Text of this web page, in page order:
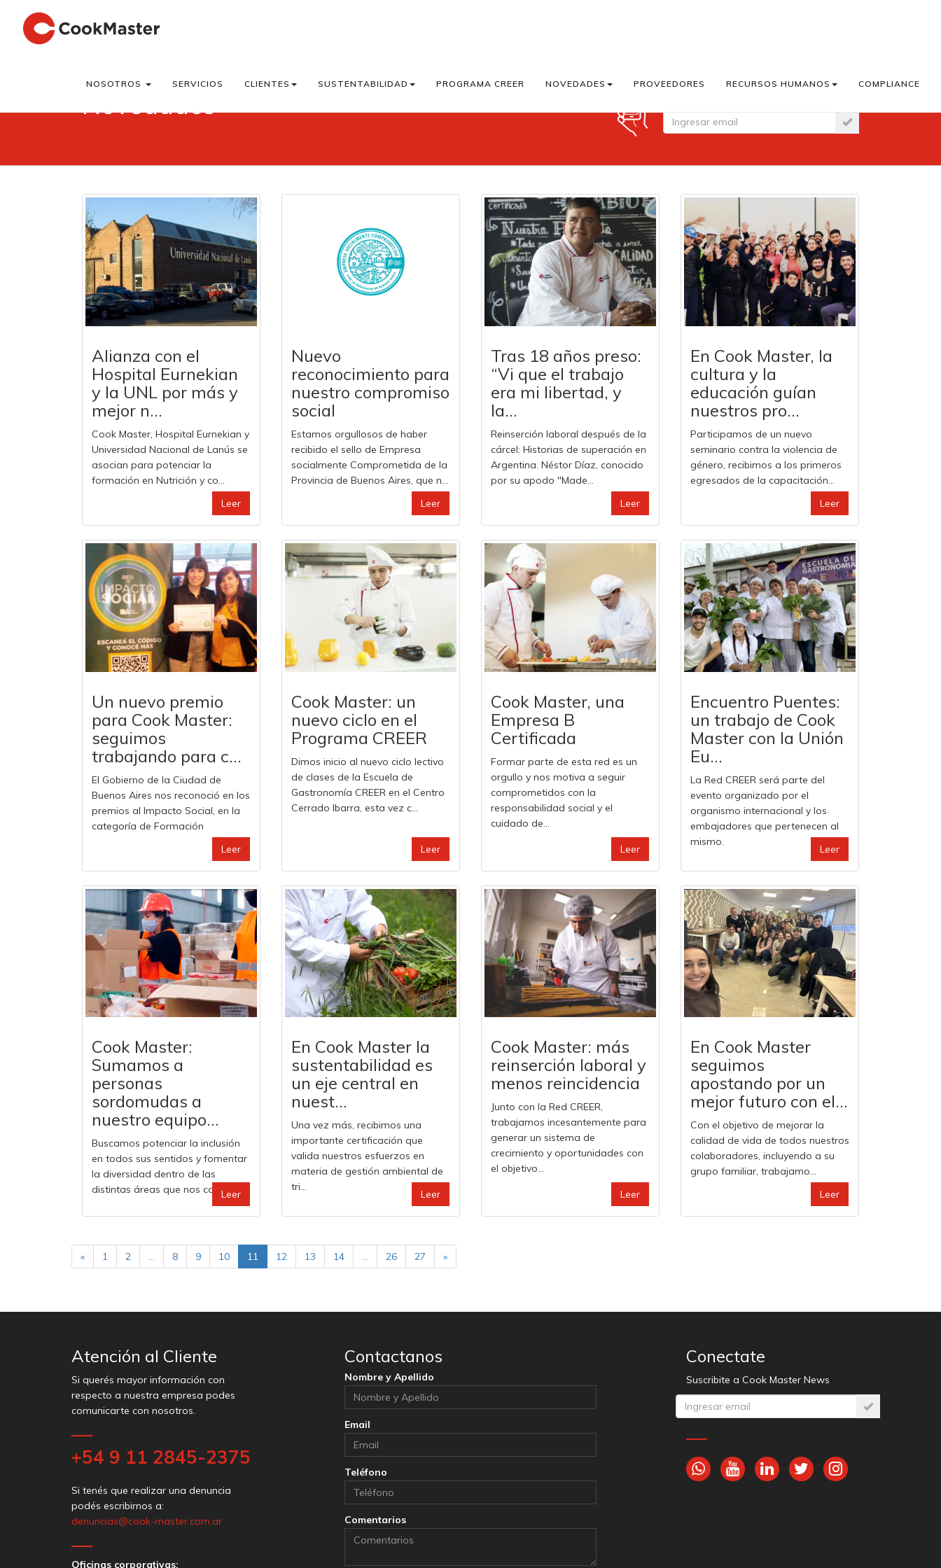
NOSOTROS SERVICIOS CLIENTES SUSTENTABILIDAD PROGRAMA CREER NOVEDADES PROVEEDORES RECURSOS HUMANOS COMPLIANCE
Novedades
Alianza con el
Hospital Eurnekian
y la UNL por más y
mejor n...
Cook Master, Hospital Eurnekian y
Universidad Nacional de Lanús se
asocian para potenciar la
formación en Nutrición y co...
Leer
Nuevo
reconocimiento para
nuestro compromiso
social
Estamos orgullosos de haber
recibido el sello de Empresa
socialmente Comprometida de la
Provincia de Buenos Aires, que n...
Leer
Tras 18 años preso:
“Vi que el trabajo
era mi libertad, y
la...
Reinserción laboral después de la
cárcel: Historias de superación en
Argentina. Néstor Díaz, conocido
por su apodo "Made...
Leer
En Cook Master, la
cultura y la
educación guían
nuestros pro...
Participamos de un nuevo
seminario contra la violencia de
género, recibimos a los primeros
egresados de la capacitación...
Leer
Un nuevo premio
para Cook Master:
seguimos
trabajando para c...
El Gobierno de la Ciudad de
Buenos Aires nos reconoció en los
premios al Impacto Social, en la
categoría de Formación
Leer
Cook Master: un
nuevo ciclo en el
Programa CREER
Dimos inicio al nuevo ciclo lectivo
de clases de la Escuela de
Gastronomía CREER en el Centro
Cerrado Ibarra, esta vez c...
Leer
Cook Master, una
Empresa B
Certificada
Formar parte de esta red es un
orgullo y nos motiva a seguir
comprometidos con la
responsabilidad social y el
cuidado de...
Leer
Encuentro Puentes:
un trabajo de Cook
Master con la Unión
Eu...
La Red CREER será parte del
evento organizado por el
organismo internacional y los
embajadores que pertenecen al
mismo.
Leer
Cook Master:
Sumamos a
personas
sordomudas a
nuestro equipo...
Buscamos potenciar la inclusión
en todos sus sentidos y fomentar
la diversidad dentro de las
distintas áreas que nos com...Leer
En Cook Master la
sustentabilidad es
un eje central en
nuest...
Una vez más, recibimos una
importante certificación que
valida nuestros esfuerzos en
materia de gestión ambiental de
tri...
Leer
Cook Master: más
reinserción laboral y
menos reincidencia
Junto con la Red CREER,
trabajamos incesantemente para
generar un sistema de
crecimiento y oportunidades con
el objetivo...
Leer
En Cook Master
seguimos
apostando por un
mejor futuro con el...
Con el objetivo de mejorar la
calidad de vida de todos nuestros
colaboradores, incluyendo a su
grupo familiar, trabajamo...
Leer
« 1 2 ... 8 9 10 11 12 13 14 ... 26 27 »
Atención al Cliente
Si querés mayor información con
respecto a nuestra empresa podes
comunicarte con nosotros.
+54 9 11 2845-2375
Si tenés que realizar una denuncia
podés escribirnos a:
denuncias@cook-master.com.ar
Oficinas corporativas:
Contactanos
Nombre y Apellido
Email
Teléfono
Comentarios
Conectate
Suscribite a Cook Master News